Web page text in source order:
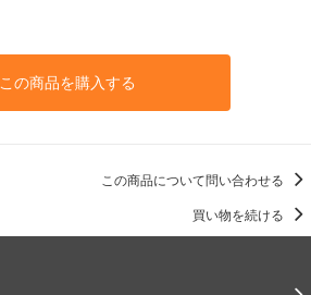
この商品を購入する
この商品について問い合わせる
買い物を続ける